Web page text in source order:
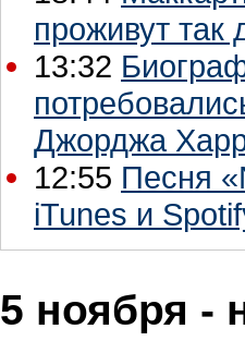
проживут так
13:32
Джорджа
12:55 Песня
iTunes и
5 ноября -